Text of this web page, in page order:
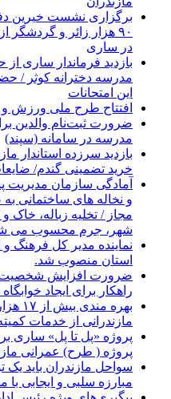
برگزاری نشست خیرین
۹۰ هزار زائر و
در ساری
بازدید فرماندار ساری از
این امتحانات
افتتاح طرح ملی ورزش و
ضرورت ثبت‌نام والدین
مدرسه در سامانه (سپند)
بازدید سرزده استاندار
خرید تضمینی گندم/
آمادگی سازمان مدیریت
مجاز / تخلیه زباله، خاک
شهر، جرم محسوب می
نماینده مدیر کل فرهنگ
استان منصوب شد.
ضرورت افزایش شخصیت
راهکار برای ایجاد
بهره
مازندرانی از خدمات
پروژه «پل تا پل» ساری
پروژه ( طرح) عمرانی
سواحل مازندران باید یک
مبارزه سلبی و ایجابی